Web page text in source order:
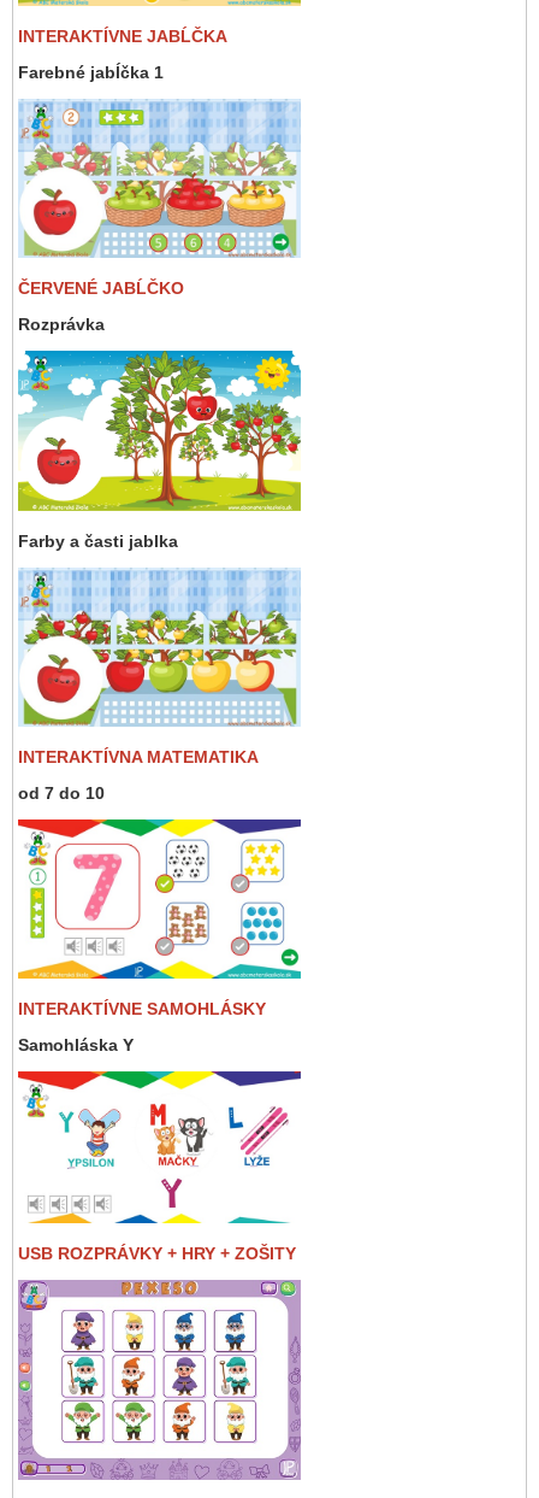
INTERAKTÍVNE JABĹČKA
Farebné jabĺčka 1
ČERVENÉ JABĹČKO
Rozprávka
Farby a časti jablka
INTERAKTÍVNA MATEMATIKA
od 7 do 10
INTERAKTÍVNE SAMOHLÁSKY
Samohláska Y
USB ROZPRÁVKY + HRY + ZOŠITY